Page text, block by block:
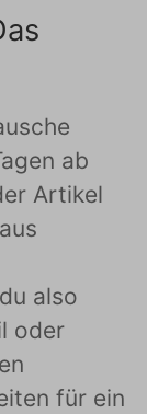
ab
Artikel
also
oder
für ein